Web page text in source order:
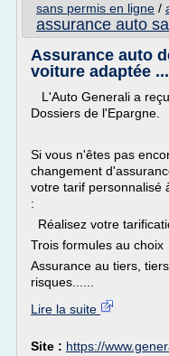
sans permis en ligne /
assurance auto
Assurance auto
voiture adaptée ...
L'Auto Generali a
Dossiers de l'Epargne.
Si vous n'êtes pas
changement
votre tarif personnalisé
:
Réalisez votre
Trois formules au choix
Assurance au tiers,
risques......
Lire la suite
Site : https://